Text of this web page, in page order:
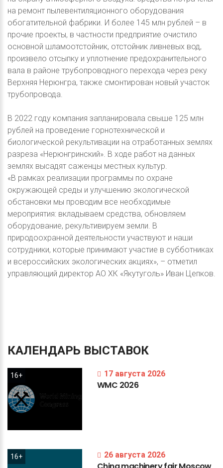
на ремонт пылевентиляционного оборудования
обогатительной фабрики. И более 145 млн рублей – в
прочие проекты, в частности предприятие очистило
основной шламоотстойник, отстойник ливневых вод,
произвело отсыпку и уплотнение предохранительного
вала в районе трубопроводного перехода через реку
Верхняя Нерюнгра, также смонтирован новый участок
трубопровода.
В 2022 году компания запланировала свыше 125 млн
рублей на проведение горнотехнической и
биологической рекультивации на отработанных землях
разреза «Нерюнгринский». В ходе работ на данных
землях высадят саженцы местных культур.
«В рамках реализации программы по охране
окружающей среды и улучшению экологической
обстановки мы проводим все необходимые
мероприятия: вкладываем средства, обновляем
оборудование, рекультивируем земли. В
природоохранной деятельности участвуют и наши
сотрудники, которые принимают участие в субботниках
и всероссийских экологических акциях», – отметил
управляющий директор АО ХК «Якутуголь» Иван Цепков.
КАЛЕНДАРЬ ВЫСТАВОК
16+ 17 августа 2026
WMC 2026
16+ 26 августа 2026